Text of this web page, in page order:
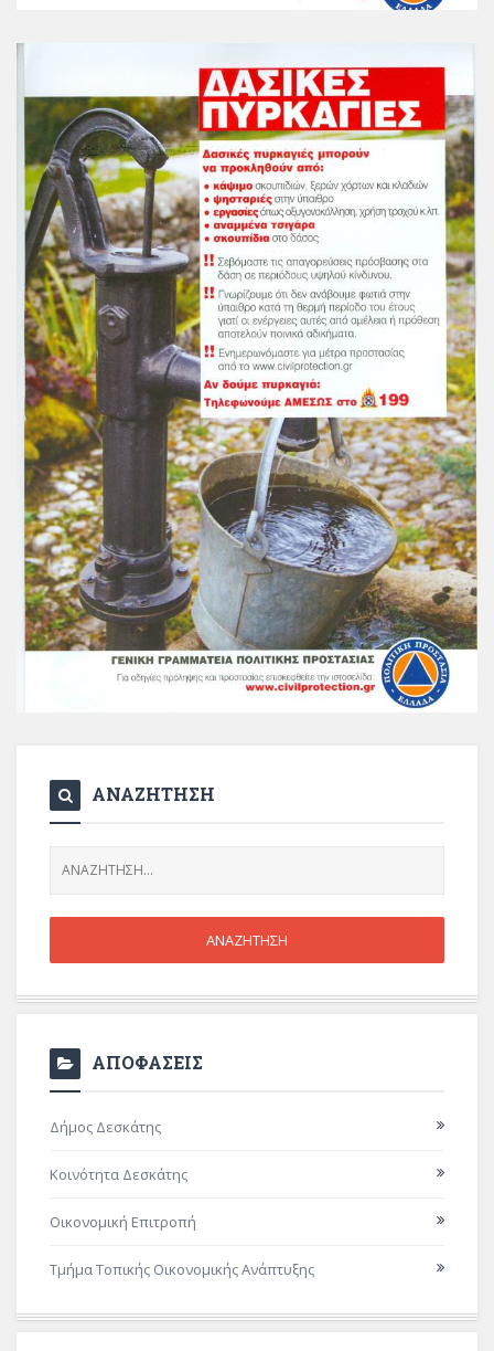
ΑΝΑΖΗΤΗΣΗ
ΑΠΟΦΑΣΕΙΣ
Δήμος Δεσκάτης
Κοινότητα Δεσκάτης
Οικονομική Επιτροπή
Τμήμα Τοπικής Οικονομικής Ανάπτυξης